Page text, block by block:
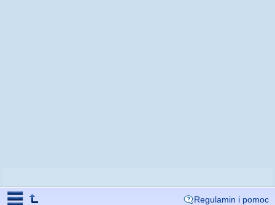
Regulamin i pomoc